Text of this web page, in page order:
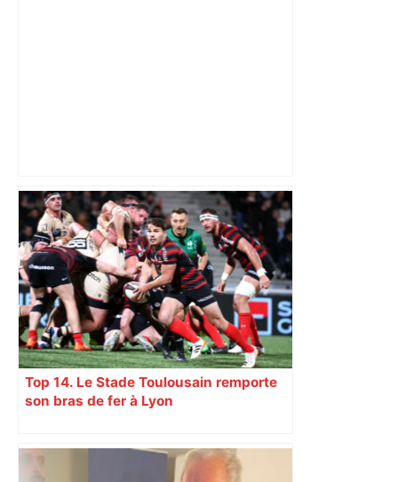
ENTRETIEN. Municipales 2026 à
Toulouse : sous le feu des critiques,
Briançon assume son alliance avec
Piquemal, "ce n’est pas un accord de
postes" – ladepeche.fr
Top 14. Le Stade Toulousain remporte
son bras de fer à Lyon